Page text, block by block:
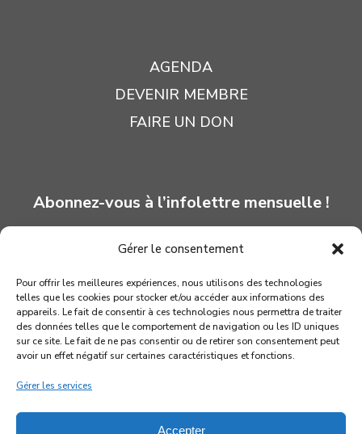
Gérer le consentement
Pour offrir les meilleures expériences, nous utilisons des technologies
telles que les cookies pour stocker et/ou accéder aux informations des
appareils. Le fait de consentir à ces technologies nous permettra de traiter
des données telles que le comportement de navigation ou les ID uniques
sur ce site. Le fait de ne pas consentir ou de retirer son consentement peut
avoir un effet négatif sur certaines caractéristiques et fonctions.
Gérer les services
Accepter
AGENDA
DEVENIR MEMBRE
FAIRE UN DON
Abonnez-vous à l’infolettre mensuelle !